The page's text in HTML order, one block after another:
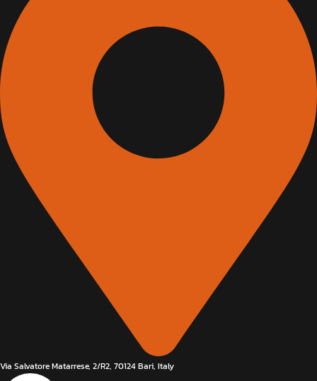
Via Salvatore Matarrese, 2/R2, 70124 Bari, Italy